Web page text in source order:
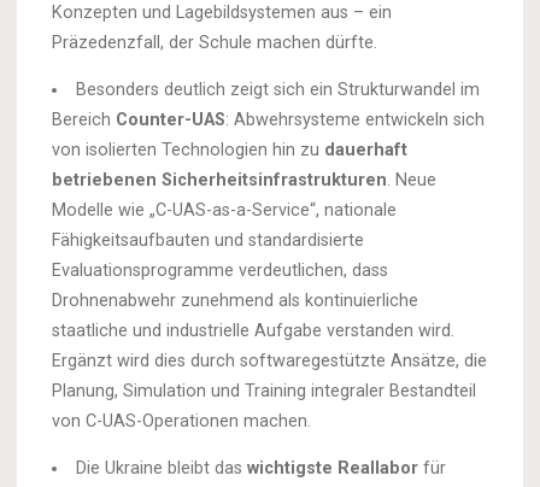
Konzepten und Lagebildsystemen aus – ein
Präzedenzfall, der Schule machen dürfte.
Besonders deutlich zeigt sich ein Strukturwandel im
Bereich Counter-UAS: Abwehrsysteme entwickeln sich
von isolierten Technologien hin zu dauerhaft
betriebenen Sicherheitsinfrastrukturen. Neue
Modelle wie „C-UAS-as-a-Service“, nationale
Fähigkeitsaufbauten und standardisierte
Evaluationsprogramme verdeutlichen, dass
Drohnenabwehr zunehmend als kontinuierliche
staatliche und industrielle Aufgabe verstanden wird.
Ergänzt wird dies durch softwaregestützte Ansätze, die
Planung, Simulation und Training integraler Bestandteil
von C-UAS-Operationen machen.
Die Ukraine bleibt das wichtigste Reallaborfür